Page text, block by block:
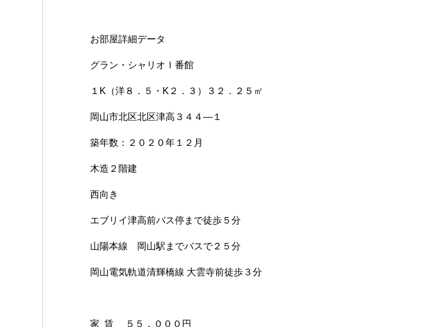
お部屋詳細データ
グラン・シャリオⅠ番館
１K（洋８．５・K２．３）３２．２５㎡
岡山市北区北区津高３４４―１
築年数：２０２０年１２月
木造２階建
西向き
エブリイ津高前バス停まで徒歩５分
山陽本線 岡山駅までバスで２５分
岡山電気軌道清輝橋線 大雲寺前徒歩３分
家 賃 ５５，０００円